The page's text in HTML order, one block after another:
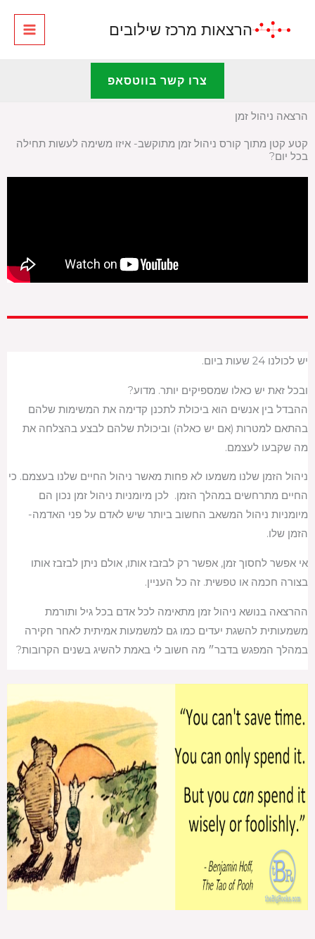
הרצאות מרכז שילובים
צרו קשר בווטסאפ
הרצאה ניהול זמן
קטע קטן מתוך קורס ניהול זמן מתוקשב- איזו משימה לעשות תחילה
בכל יום?
יש לכולנו 24 שעות ביום.
ובכל זאת יש כאלו שמספיקים יותר. מדוע?
ההבדל בין אנשים הוא ביכולת לתכנן קדימה את המשימות שלהם
בהתאם למטרות (אם יש כאלה) וביכולת שלהם לבצע בהצלחה את
מה שקבעו לעצמם.
ניהול הזמן שלנו משמעו לא פחות מאשר ניהול החיים שלנו בעצמם. כי
החיים מתרחשים במהלך הזמן. לכן מיומניות ניהול זמן נכון הם
מיומניות ניהול המשאב החשוב ביותר שיש לאדם על פני האדמה-
הזמן שלו.
אי אפשר לחסוך זמן, אפשר רק לבזבז אותו, אולם ניתן לבזבז אותו
בצורה חכמה או טפשית. זה כל העניין.
ההרצאה בנושא ניהול זמן מתאימה לכל אדם בכל גיל ותורמת
משמעותית להשגת יעדים כמו גם למשמעות אמיתית לאחר חקירה
במהלך המפגש בדבר״ מה חשוב לי באמת להשיג בשנים הקרובות?